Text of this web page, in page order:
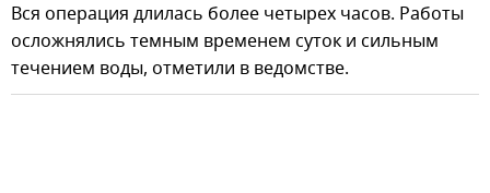
Вся операция длилась более четырех часов. Работы
осложнялись темным временем суток и сильным
течением воды, отметили в ведомстве.